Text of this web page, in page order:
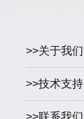
>>关于我们
>>技术支持